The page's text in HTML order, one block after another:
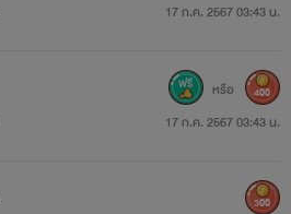
17 ก.ค. 2567 03:43 น.
17 ก.ค. 2567 03:43 น.
หรือ 400
300